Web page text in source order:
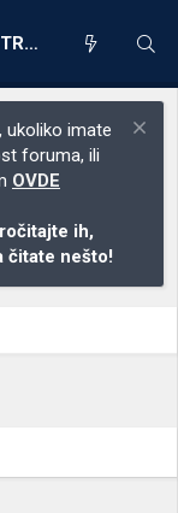
REGISTRACIJA
ukoliko imate
foruma, ili
OVDE
ih,
čitate nešto!